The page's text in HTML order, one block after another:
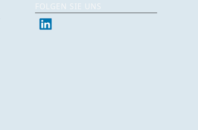
FOLGEN SIE UNS